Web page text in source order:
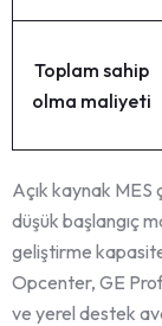
Toplam sahip
olma maliyeti
Açık kaynak
düşük başlangıç
geliştirme
Opcenter, GE
ve yerel destek